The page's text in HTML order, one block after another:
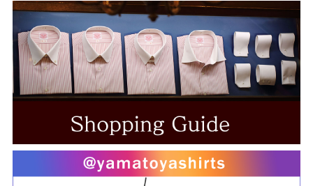
Grandi&Rubinelli
Albini
CANCLINI
Gift
お仕立券